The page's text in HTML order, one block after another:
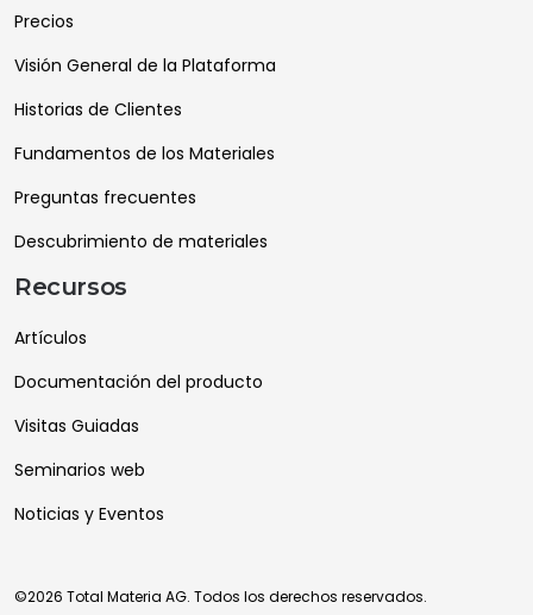
Precios
Visión General de la Plataforma
Historias de Clientes
Fundamentos de los Materiales
Preguntas frecuentes
Descubrimiento de materiales
Recursos
Artículos
Documentación del producto
Visitas Guiadas
Seminarios web
Noticias y Eventos
©2026 Total Materia AG. Todos los derechos reservados.